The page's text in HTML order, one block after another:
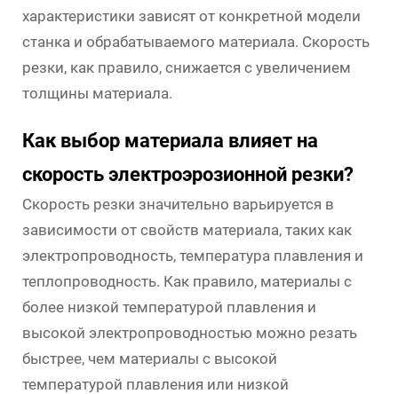
характеристики зависят от конкретной модели
станка и обрабатываемого материала. Скорость
резки, как правило, снижается с увеличением
толщины материала.
Как выбор материала влияет на
скорость электроэрозионной резки?
Скорость резки значительно варьируется в
зависимости от свойств материала, таких как
электропроводность, температура плавления и
теплопроводность. Как правило, материалы с
более низкой температурой плавления и
высокой электропроводностью можно резать
быстрее, чем материалы с высокой
температурой плавления или низкой